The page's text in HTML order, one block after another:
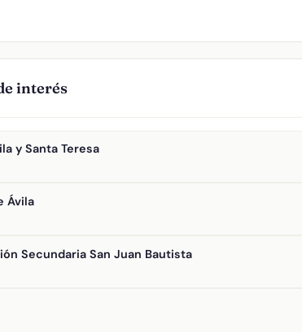
interés
y Santa Teresa
Ávila
Secundaria San Juan Bautista